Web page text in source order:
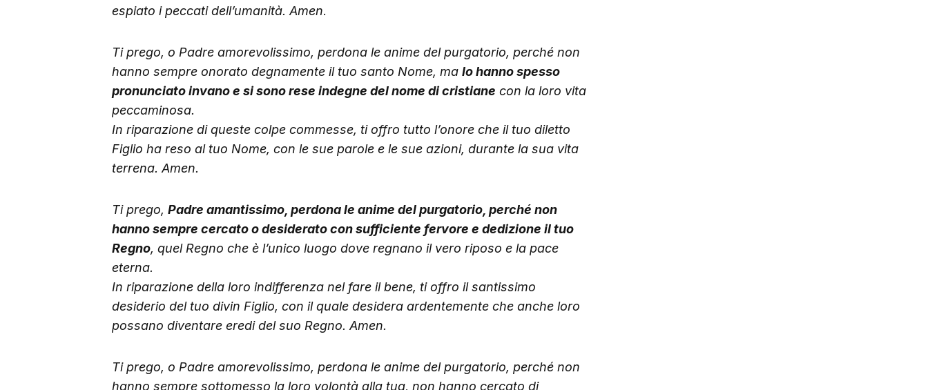
espiato i peccati dell’umanità. Amen.
Ti prego, o Padre amorevolissimo, perdona le anime del purgatorio, perché non
hanno sempre onorato degnamente il tuo santo Nome, ma lo hanno spesso
pronunciato invano e si sono rese indegne del nome di cristiane con la loro vita
peccaminosa.
In riparazione di queste colpe commesse, ti offro tutto l’onore che il tuo diletto
Figlio ha reso al tuo Nome, con le sue parole e le sue azioni, durante la sua vita
terrena. Amen.
Ti prego, Padre amantissimo, perdona le anime del purgatorio, perché non
hanno sempre cercato o desiderato con sufficiente fervore e dedizione il tuo
Regno, quel Regno che è l’unico luogo dove regnano il vero riposo e la pace
eterna.
In riparazione della loro indifferenza nel fare il bene, ti offro il santissimo
desiderio del tuo divin Figlio, con il quale desidera ardentemente che anche loro
possano diventare eredi del suo Regno. Amen.
Ti prego, o Padre amorevolissimo, perdona le anime del purgatorio, perché non
hanno sempre sottomesso la loro volontà alla tua, non hanno cercato di